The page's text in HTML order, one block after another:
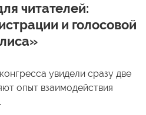
читателей:
и голосовой
увидели сразу две
опыт взаимодействия